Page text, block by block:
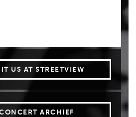
US AT STREETVIEW
ARCHIEF